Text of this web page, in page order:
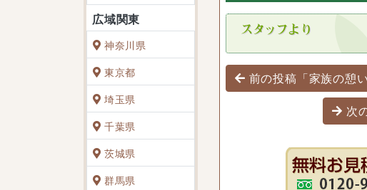
神奈川県
東京都
埼玉県
千葉県
茨城県
群馬県
投稿ナビゲーシ
前の投稿「家族の憩
次